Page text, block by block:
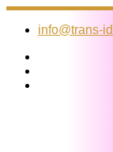
Zum
Inhalt
info@trans-